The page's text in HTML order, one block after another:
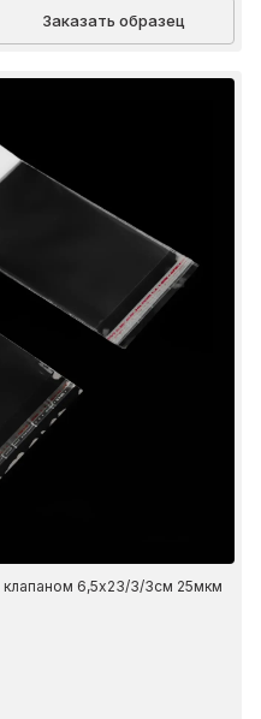
Заказать образец
6,5х23/3/3см 25мкм